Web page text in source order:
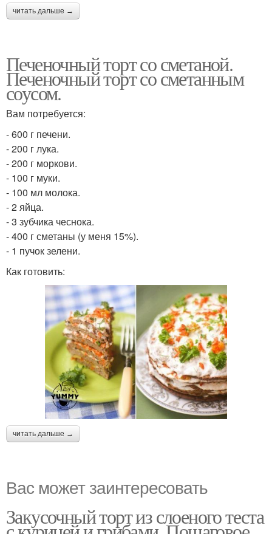
читать дальше →
Печеночный торт со сметаной.
Печеночный торт со сметанным
соусом.
Вам потребуется:
- 600 г печени.
- 200 г лука.
- 200 г моркови.
- 100 г муки.
- 100 мл молока.
- 2 яйца.
- 3 зубчика чеснока.
- 400 г сметаны (у меня 15%).
- 1 пучок зелени.
Как готовить:
читать дальше →
Вас может заинтересовать
Закусочный торт из слоеного теста